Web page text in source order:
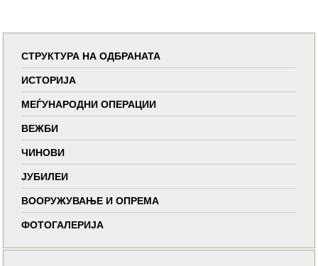
СТРУКТУРА НА ОДБРАНАТА
ИСТОРИЈА
МЕЃУНАРОДНИ ОПЕРАЦИИ
ВЕЖБИ
ЧИНОВИ
ЈУБИЛЕИ
ВООРУЖУВАЊЕ И ОПРЕМА
ФОТОГАЛЕРИЈА